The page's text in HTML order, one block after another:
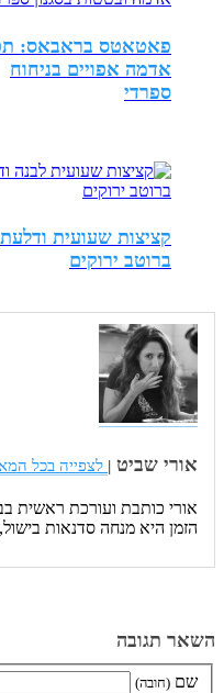
פאטאטס בראבאס:
אדמה אפויים בניחוח
ספרדי
קציצות שעועית ודלעת
ברוטב ירוקים
אורי שביט | לצפייה בכל
אורי כותבת ועורכת ראשית
הזמן היא מנחה סדנאות
השאר תגובה
שם (חובה)